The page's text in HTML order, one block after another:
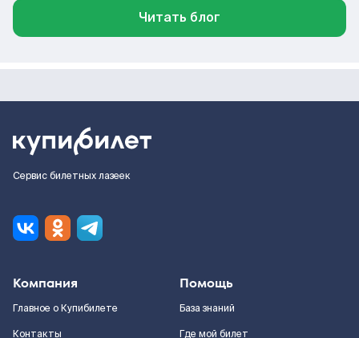
Читать блог
Сервис билетных лазеек
Компания
Главное о Купибилете
Контакты
Помощь
База знаний
Где мой билет